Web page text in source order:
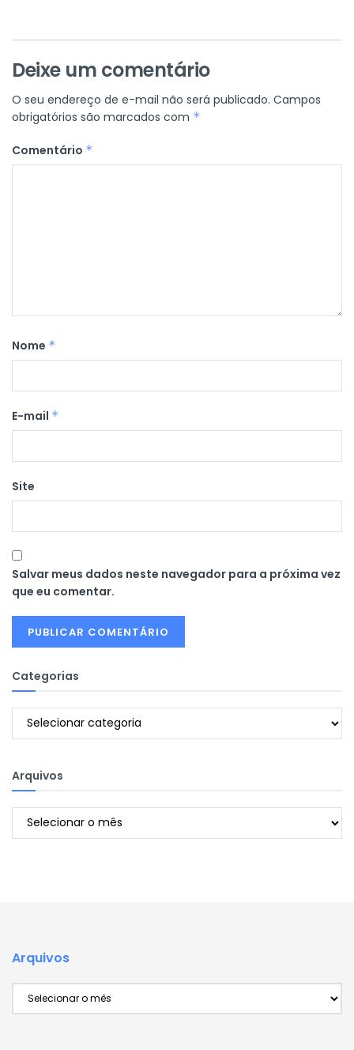
Deixe um comentário
O seu endereço de e-mail não será publicado. Campos
obrigatórios são marcados com *
Comentário *
Nome *
E-mail *
Site
Salvar meus dados neste navegador para a próxima vez
que eu comentar.
Categorias
Categorias
Arquivos
Arquivos
Arquivos